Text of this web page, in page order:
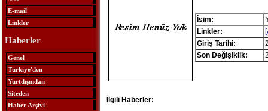
E-mail
Linkler
Haberler
Genel
Türkiye'den
Yurtdışından
Siteden
Haber Arşivi
İsim:
Linkler:
Giriş Tarihi:
Son Değişiklik:
İlgili Haberler: